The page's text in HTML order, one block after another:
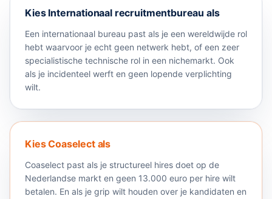
Kies Internationaal recruitmentbureau als
Een internationaal bureau past als je een wereldwijde rol
hebt waarvoor je echt geen netwerk hebt, of een zeer
specialistische technische rol in een nichemarkt. Ook
als je incidenteel werft en geen lopende verplichting
wilt.
Kies Coaselect als
Coaselect past als je structureel hires doet op de
Nederlandse markt en geen 13.000 euro per hire wilt
betalen. En als je grip wilt houden over je kandidaten en